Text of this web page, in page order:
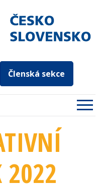
Členská sekce
2022